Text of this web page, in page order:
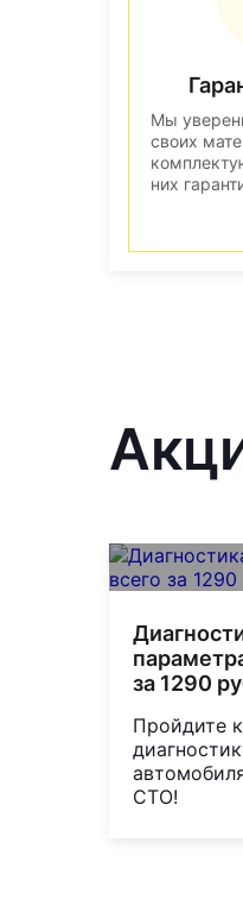
Мы
своих
них
за 1290
Пройдите
СТО!